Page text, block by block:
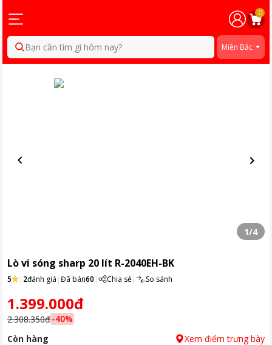
0
Bạn cần tìm gì hôm nay? Miền Bắc
1/4
Lò vi sóng sharp 20 lít R-2040EH-BK
5 | 2đánh giá |Đã bán60 | Chia sẻ| So sánh
1.399.000đ
2.308.350đ-40%
Còn hàng
Xem điểm trưng bày